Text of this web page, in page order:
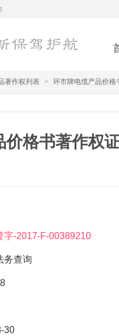
著作权列表 > 环市牌电缆产品价格
价格书著作权
字-2017-F-00389210
务查询
30